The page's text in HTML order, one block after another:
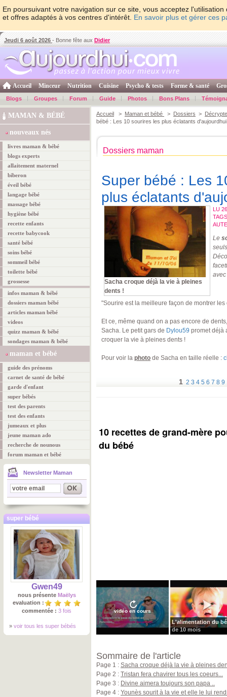
En poursuivant votre navigation sur ce site, vous acceptez
et offres adaptés à vos centres d'intérêt. En savoir plus et gérer ces
Jeudi 6 août 2026 - Bonne fête aux Didier
Accueil Minceur Nutrition Cuisine Psycho & tests Forme & santé
Blogs Groupes Forum Guide Photos Bons Plans
MAMAN & BÉBÉ
nouveaux nés
livres maman & bébé
blogs experts
allaitement maternel
biberon
éveil bébé
langage bébé
massage bébé
hygiène bébé
recette enfants
recette babycook
santé bébé
soins bébé
sommeil bébé
toilette bébé
grossesse
infos maman & bébé
dossiers maman bébé
articles maman bébé
videos
quizz maman & bébé
sondages maman & bébé
maman et bébé
guide des prénoms
carnet de santé de bébé
garde d'enfant
super bébés
test des parents
test des enfants
jumeaux et plus
jeune maman ado
recherche de nounous
forum maman et bébé
Newsletter Maman
super bébé
Gwen49
nous présente Maëlys
evaluation :
commentée : 3 fois
» voir tous les super bébés
Accueil > Maman et bébé > Dossiers >
bébé : Les 10 sourires les plus éclatants
Dossiers maman
Super bébé : Les
plus éclatants
Sacha croque déjà la vie à pleines
dents !
LU
Le
"Sourire est la meilleure façon de montrer les
Et ce, même quand on a pas encore de
Sacha. Le petit gars de Dylou59 promet déjà
croquer la vie à pleines dents !
Pour voir la photo de Sacha en taille réelle :
1 2 3 4 5 6 7 8 9
10 recettes de grand-mère
du bébé
vidéo en cours
L'alimentation du
de 10 mois
Sommaire de l'article
Page 1 : Sacha croque déjà la vie à pleines
Page 2 : Tristan fera chavirer tous les coeurs...
Page 3 : Divine aimera toujours son papa ..
Page 4 : Younès sourit à la vie et elle le lui